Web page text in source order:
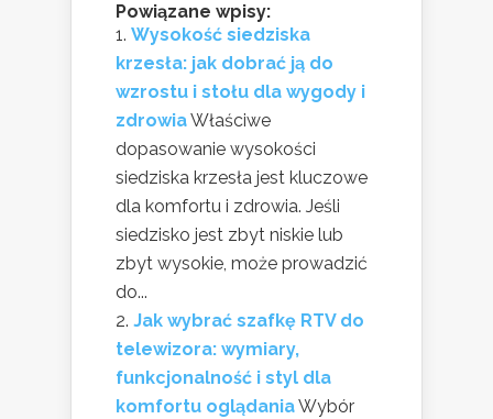
Powiązane wpisy:
Wysokość siedziska
krzesła: jak dobrać ją do
wzrostu i stołu dla wygody i
zdrowiaWłaściwe
dopasowanie wysokości
siedziska krzesła jest kluczowe
dla komfortu i zdrowia. Jeśli
siedzisko jest zbyt niskie lub
zbyt wysokie, może prowadzić
do...
Jak wybrać szafkę RTV do
telewizora: wymiary,
funkcjonalność i styl dla
komfortu oglądaniaWybór